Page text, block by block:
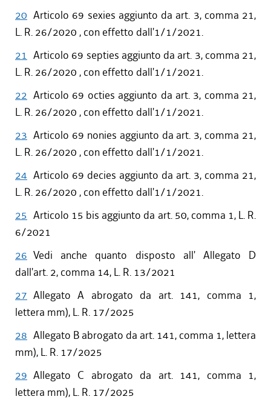
20 Articolo 69 sexies aggiunto da art. 3, comma 21,
L. R. 26/2020 , con effetto dall'1/1/2021.
21 Articolo 69 septies aggiunto da art. 3, comma 21,
L. R. 26/2020 , con effetto dall'1/1/2021.
22 Articolo 69 octies aggiunto da art. 3, comma 21,
L. R. 26/2020 , con effetto dall'1/1/2021.
23 Articolo 69 nonies aggiunto da art. 3, comma 21,
L. R. 26/2020 , con effetto dall'1/1/2021.
24 Articolo 69 decies aggiunto da art. 3, comma 21,
L. R. 26/2020 , con effetto dall'1/1/2021.
25 Articolo 15 bis aggiunto da art. 50, comma 1, L. R.
6/2021
26 Vedi anche quanto disposto all' Allegato D
dall'art. 2, comma 14, L. R. 13/2021
27 Allegato A abrogato da art. 141, comma 1,
lettera mm), L. R. 17/2025
28 Allegato B abrogato da art. 141, comma 1, lettera
mm), L. R. 17/2025
29 Allegato C abrogato da art. 141, comma 1,
lettera mm), L. R. 17/2025